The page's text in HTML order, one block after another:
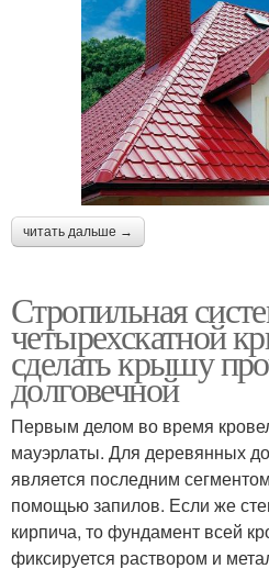
читать дальше →
Стропильная
четырехскатной
сделать крышу
долговечной
Первым делом во время
мауэрлаты. Для деревянных
является последним
помощью запилов. Если же
кирпича, то фундамент всей
фиксируется раствором и